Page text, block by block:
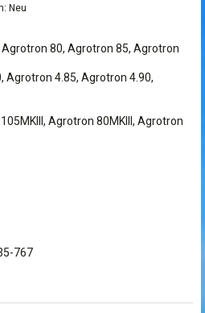
Neu
80, Agrotron 85, Agrotron
Agrotron 4.85, Agrotron 4.90,
Agrotron 80MKIII, Agrotron
767